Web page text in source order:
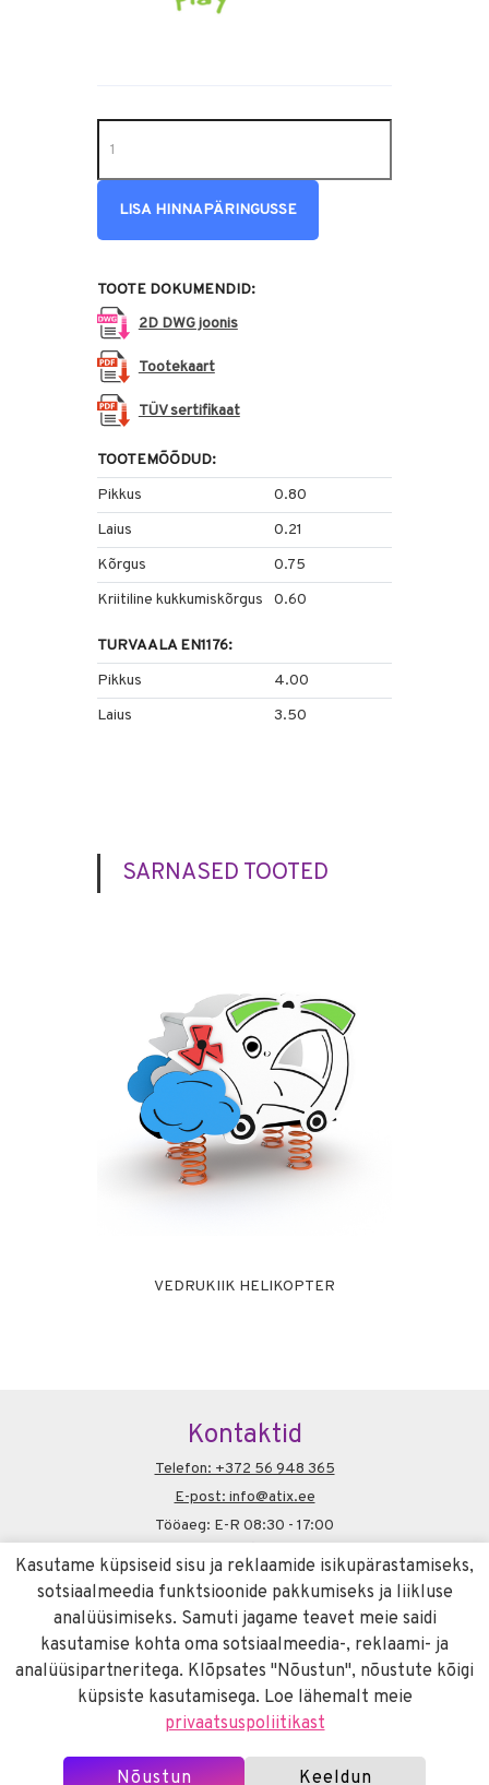
LISA HINNAPÄRINGUSSE
TOOTE DOKUMENDID:
2D DWG joonis
Tootekaart
TÜV sertifikaat
TOOTEMÕÕDUD:
Pikkus
0.80
Laius
0.21
Kõrgus
0.75
Kriitiline kukkumiskõrgus
0.60
TURVAALA EN1176:
Pikkus
4.00
Laius
3.50
SARNASED TOOTED
VEDRUKIIK HELIKOPTER
Kontaktid
Telefon: +372 56 948 365
E-post: info@atix.ee
Tööaeg: E-R 08:30 - 17:00
Soovitame
liivameister.ee
Info
Küpsiste kasutamise poliitika
Mänguväljakud & Skatepargid
Kasutame küpsiseid sisu ja reklaamide isikupärastamiseks,
sotsiaalmeedia funktsioonide pakkumiseks ja liikluse
analüüsimiseks. Samuti jagame teavet meie saidi
kasutamise kohta oma sotsiaalmeedia-, reklaami- ja
analüüsipartneritega. Klõpsates "Nõustun", nõustute kõigi
küpsiste kasutamisega. Loe lähemalt meie
privaatsuspoliitikast
Nõustun Keeldun